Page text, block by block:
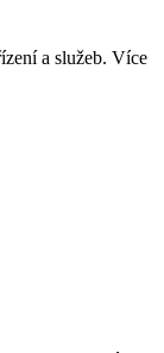
a služeb. Více